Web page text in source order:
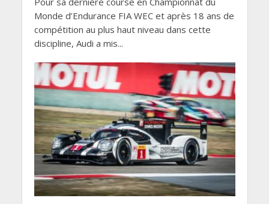
Monde d’Endurance FIA WEC et après 18 ans de
compétition au plus haut niveau dans cette
discipline, Audi a mis...